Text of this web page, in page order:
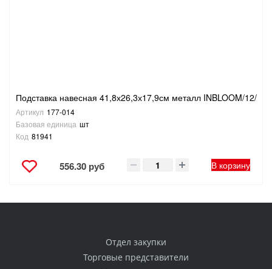
Подставка навесная 41,8х26,3х17,9см металл INBLOOM/12/
Артикул 177-014
Базовая единица шт
Код 81941
556.30 руб В корзину
Отдел закупки
Торговые представители